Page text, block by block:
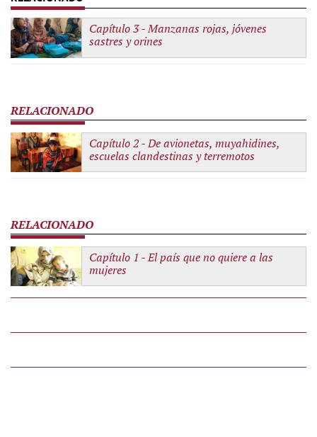
Capítulo 3 -Manzanas rojas, jóvenes
sastres y orines
Capítulo 2 -De avionetas, muyahidines,
escuelas clandestinas y terremotos
Capítulo 1 -El país que no quiere a las
mujeres